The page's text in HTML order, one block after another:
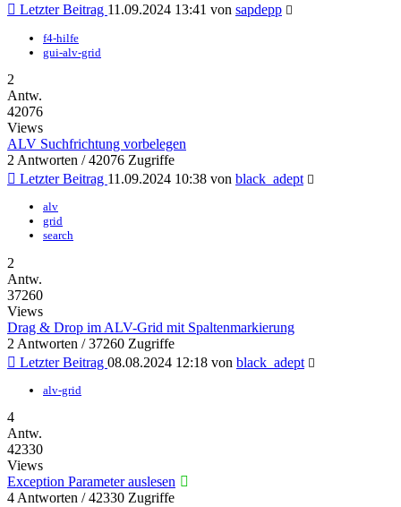
Letzter Beitrag 11.09.2024 13:41 von sapdepp
f4-hilfe
gui-alv-grid
2
Antw.
42076
Views
ALV Suchfrichtung vorbelegen
2 Antworten / 42076 Zugriffe
Letzter Beitrag 11.09.2024 10:38 von black_adept
alv
grid
search
2
Antw.
37260
Views
Drag & Drop im ALV-Grid mit Spaltenmarkierung
2 Antworten / 37260 Zugriffe
Letzter Beitrag 08.08.2024 12:18 von black_adept
alv-grid
4
Antw.
42330
Views
Exception Parameter auslesen
4 Antworten / 42330 Zugriffe